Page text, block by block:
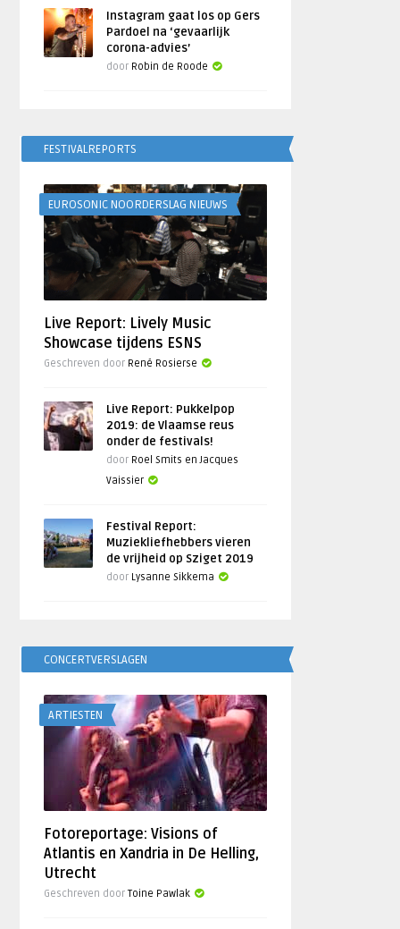
Instagram gaat los op Gers
Pardoel na ‘gevaarlijk
corona-advies’
door Robin de Roode
FESTIVALREPORTS
EUROSONIC NOORDERSLAG NIEUWS
Live Report: Lively Music
Showcase tijdens ESNS
Geschreven door René Rosierse
Live Report: Pukkelpop
2019: de Vlaamse reus
onder de festivals!
door Roel Smits en Jacques
Vaissier
Festival Report:
Muziekliefhebbers vieren
de vrijheid op Sziget 2019
door Lysanne Sikkema
CONCERTVERSLAGEN
ARTIESTEN
Fotoreportage: Visions of
Atlantis en Xandria in De Helling,
Utrecht
Geschreven doorToine Pawlak